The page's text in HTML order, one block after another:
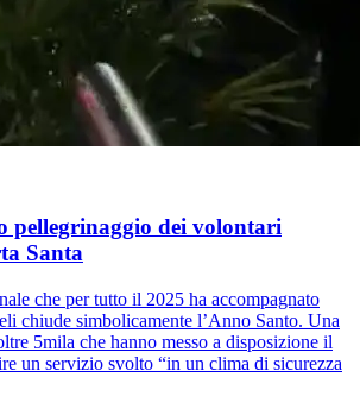
pellegrinaggio dei volontari
Santa
che per tutto il 2025 ha accompagnato
chiude simbolicamente l’Anno Santo. Una
5mila che hanno messo a disposizione il
un servizio svolto “in un clima di sicurezza